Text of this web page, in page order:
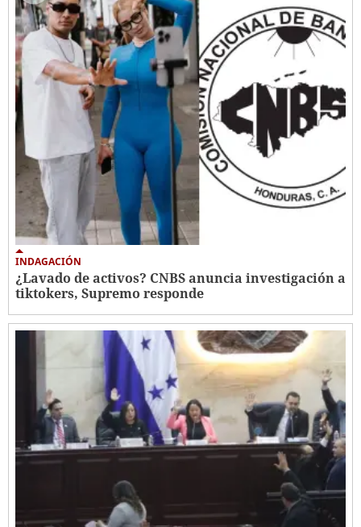
INDAGACIÓN
¿Lavado de activos? CNBS anuncia investigación a
tiktokers, Supremo responde